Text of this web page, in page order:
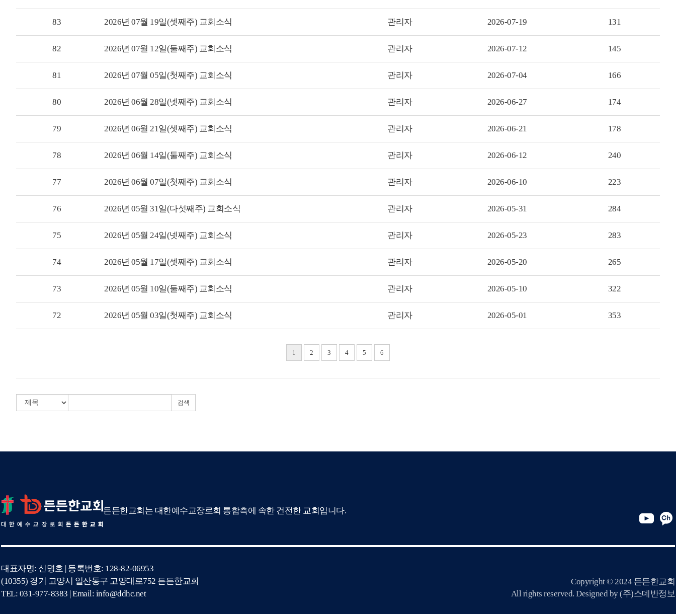
83 2026년 07월 19일(셋째주) 교회소식 관리자 2026-07-19 131
82 2026년 07월 12일(둘째주) 교회소식 관리자 2026-07-12 145
81 2026년 07월 05일(첫째주) 교회소식 관리자 2026-07-04 166
80 2026년 06월 28일(넷째주) 교회소식 관리자 2026-06-27 174
79 2026년 06월 21일(셋째주) 교회소식 관리자 2026-06-21 178
78 2026년 06월 14일(둘째주) 교회소식 관리자 2026-06-12 240
77 2026년 06월 07일(첫째주) 교회소식 관리자 2026-06-10 223
76 2026년 05월 31일(다섯째주) 교회소식 관리자 2026-05-31 284
75 2026년 05월 24일(넷째주) 교회소식 관리자 2026-05-23 283
74 2026년 05월 17일(셋째주) 교회소식 관리자 2026-05-20 265
73 2026년 05월 10일(둘째주) 교회소식 관리자 2026-05-10 322
72 2026년 05월 03일(첫째주) 교회소식 관리자 2026-05-01 353
1 2 3 4 5 6
검색
든든한교회는 대한예수교장로회 통합측에 속한 건전한 교회입니다.
대표자명: 신명호 | 등록번호: 128-82-06953
(10355) 경기 고양시 일산동구 고양대로752 든든한교회
TEL: 031-977-8383 | Email: info@ddhc.net
Copyright © 2024 든든한교회
All rights reserved. Designed by(주)스데반정보